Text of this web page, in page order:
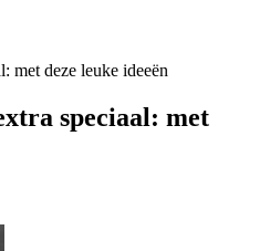
met deze leuke ideeën
speciaal: met